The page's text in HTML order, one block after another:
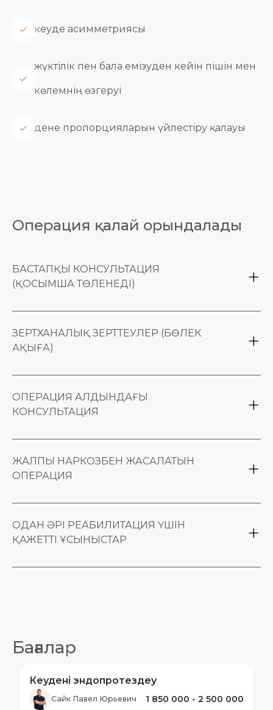
кеуде асимметриясы
жүктілік пен бала емізуден кейін пішін мен
көлемнің өзгеруі
дене пропорцияларын үйлестіру қалауы
Операция қалай орындалады
БАСТАПҚЫ КОНСУЛЬТАЦИЯ
(ҚОСЫМША ТӨЛЕНЕДІ)
Қажетті анализдер тізімін ұсынуЧитать дальше
ЗЕРТХАНАЛЫҚ ЗЕРТТЕУЛЕР (БӨЛЕК
АҚЫҒА)
ОПЕРАЦИЯ АЛДЫНДАҒЫ
КОНСУЛЬТАЦИЯ
операцияға жіберу
ЖАЛПЫ НАРКОЗБЕН ЖАСАЛАТЫН
ОПЕРАЦИЯ
немесе екі жазықтықты әдіспен орнату
Читать дальше
ОДАН ӘРІ РЕАБИЛИТАЦИЯ ҮШІН
ҚАЖЕТТІ ҰСЫНЫСТАР
Бағалар
Кеудені эндопротездеу
Сайк Павел Юрьевич 1 850 000 - 2 500 000